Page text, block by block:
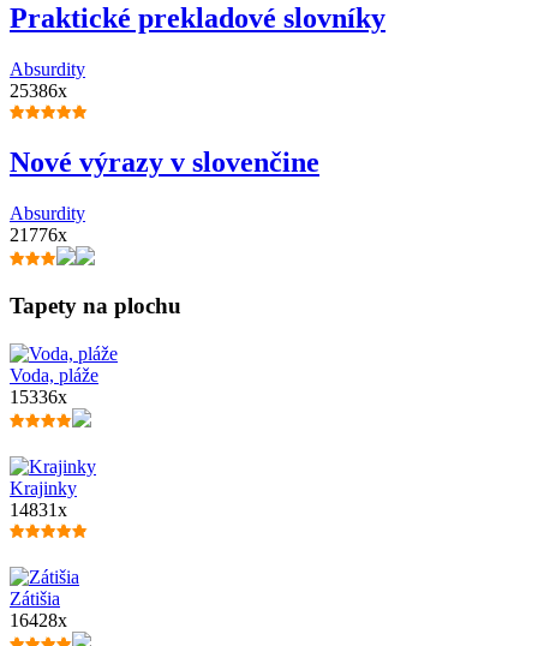
Praktické prekladové slovníky
Absurdity
25386x
Nové výrazy v slovenčine
Absurdity
21776x
Tapety na plochu
Voda, pláže
15336x
Krajinky
14831x
Zátišia
16428x